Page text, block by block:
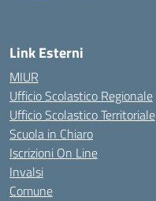
Link Esterni
MIUR
Ufficio Scolastico Regionale
Ufficio Scolastico Territoriale
Scuola in Chiaro
Iscrizioni On Line
Invalsi
Comune